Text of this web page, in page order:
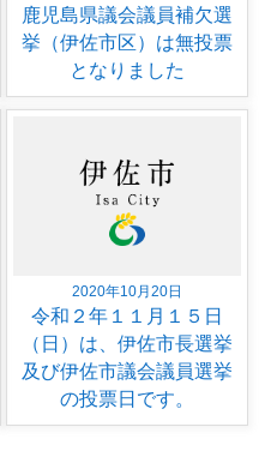
鹿児島県議会議員補欠選
挙（伊佐市区）は無投票
となりました
2020年10月20日
令和２年１１月１５日
（日）は、伊佐市長選挙
及び伊佐市議会議員選挙
の投票日です。